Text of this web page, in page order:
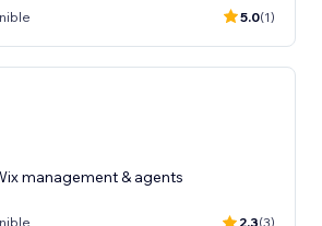
5.0(1)
management & agents
2.3(3)